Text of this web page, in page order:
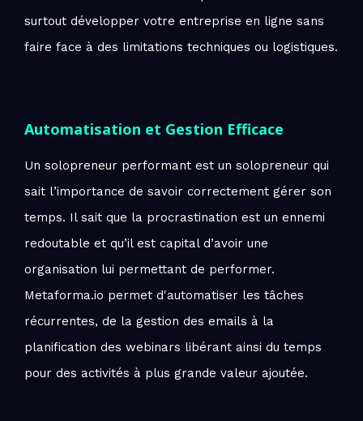
surtout développer votre entreprise en ligne sans
faire face à des limitations techniques ou logistiques.
Automatisation et Gestion Efficace
Un solopreneur performant est un solopreneur qui
sait l’importance de savoir correctement gérer son
temps. Il sait que la procrastination est un ennemi
redoutable et qu’il est capital d’avoir une
organisation lui permettant de performer.
Metaforma.io permet d'automatiser les tâches
récurrentes, de la gestion des emails à la
planification des webinars libérant ainsi du temps
pour des activités à plus grande valeur ajoutée.